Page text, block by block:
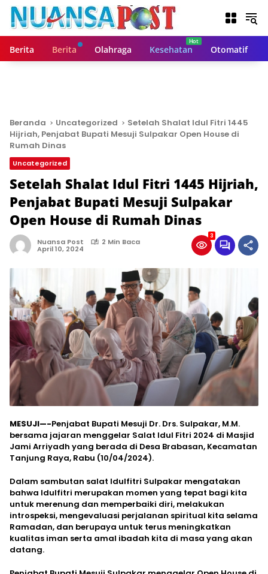
Berita Berita Olahraga Kesehatan Otomatif
Beranda Uncategorized
Setelah Shalat Idul Fitri 1445
Hijriah, Penjabat Bupati Mesuji Sulpakar Open House di
Rumah Dinas
Uncategorized
Setelah Shalat Idul Fitri 1445 Hijriah,
Penjabat Bupati Mesuji Sulpakar
Open House di Rumah Dinas
Nuansa Post 2 Min Baca
April 10, 2024
3
MESUJI—-Penjabat Bupati Mesuji Dr. Drs. Sulpakar, M.M.
bersama jajaran menggelar Salat Idul Fitri 2024 di Masjid
Jami Arriyadh yang berada di Desa Brabasan, Kecamatan
Tanjung Raya, Rabu (10/04/2024).
Dalam sambutan salat Idulfitri Sulpakar mengatakan
bahwa Idulfitri merupakan momen yang tepat bagi kita
untuk merenung dan memperbaiki diri, melakukan
introspeksi, mengevaluasi perjalanan spiritual kita selama
Ramadan, dan berupaya untuk terus meningkatkan
kualitas iman serta amal ibadah kita di masa yang akan
datang.